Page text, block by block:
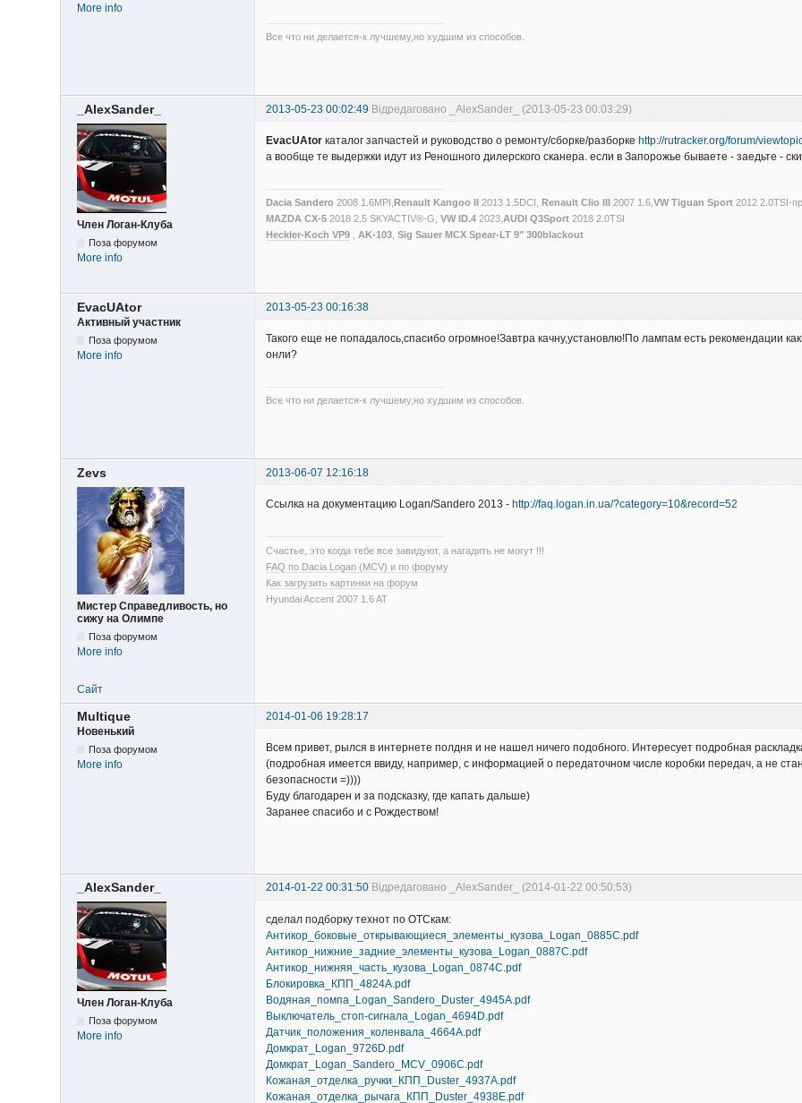
More info
Все что ни делается-к лучшему,но худшим из способов.
_AlexSander_ 2013-05-23 00:02:49 Відредаговано _AlexSander_ (2013-05-23 00:03:29)
Член Логан-Клуба
Поза форумом
More info
EvacUAtor каталог запчастей и руководство о ремонту/сборке/разборкеhttp://rutracker.org/forum/
а вообще те выдержки идут из Реношного дилерского сканера. если в Запорожье бываете - заедьте -
Dacia Sandero 2008 1.6MPI, Renault Kangoo II 2013 1.5DCI, Renault Clio III 2007 1.6,VW Tiguan Sport 2012 2.0TSI-
MAZDA CX-5 2018 2.5 SKYACTIV®-G,VW ID.4 2023,AUDI Q3Sport 2018 2.0TSI
Heckler-Koch VP9 ,AK-103,Sig Sauer MCX Spear-LT 9" 300blackout
EvacUAtor
2013-05-23 00:16:38
Активный участник
Поза форумом
More info
Такого еще не попадалось,спасибо огромное!Завтра качну,установлю!По лампам есть рекомендации
онли?
Все что ни делается-к лучшему,но худшим из способов.
Zevs 2013-06-07 12:16:18
Мистер Справедливость, но
сижу на Олимпе
Поза форумом
More info
Ссылка на документацию Logan/Sandero 2013 -http://faq.logan.in.ua/?category=10&record=52
Счастье, это когда тебе все завидуют, а нагадить не могут !!!
FAQ по Dacia Logan (MCV) и по форуму
Как загрузить картинки на форум
Hyundai Accent 2007 1.6 AT
Сайт
Multique
2014-01-06 19:28:17
Новенький
Поза форумом
More info
Всем привет, рылся в интернете полдня и не нашел ничего подобного. Интересует подробная
(подробная имеется ввиду, например, с информацией о передаточном числе коробки передач, а не
безопасности =))))
Буду благодарен и за подсказку, где капать дальше)
Заранее спасибо и с Рождеством!
_AlexSander_ 2014-01-22 00:31:50 Відредаговано _AlexSander_ (2014-01-22 00:50:53)
Член Логан-Клуба
Поза форумом
More info
сделал подборку технот по ОТСкам:
Антикор_боковые_открывающиеся_элементы_кузова_Logan_0885C.pdf
Антикор_нижние_задние_элементы_кузова_Logan_0887C.pdf
Антикор_нижняя_часть_кузова_Logan_0874C.pdf
Блокировка_КПП_4824A.pdf
Водяная_помпа_Logan_Sandero_Duster_4945A.pdf
Выключатель_стоп-сигнала_Logan_4694D.pdf
Датчик_положения_коленвала_4664A.pdf
Домкрат_Logan_9726D.pdf
Домкрат_Logan_Sandero_MCV_0906C.pdf
Кожаная_отделка_ручки_КПП_Duster_4937A.pdf
Кожаная_отделка_рычага_КПП_Duster_4938E.pdf